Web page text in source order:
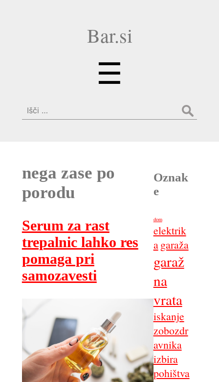
Bar.si
☰
Išči:
nega zase po
porodu
Serum za rast
trepalnic lahko res
pomaga pri
samozavesti
Oznak
e
dom
elektrik
agaraža
garaž
na
vrata
iskanje
zobozdr
avnika
izbira
pohištva